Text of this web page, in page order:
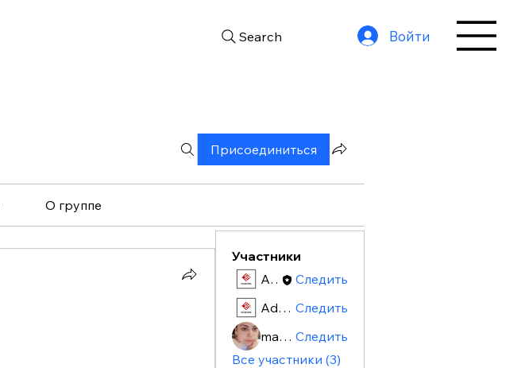
Search Войти
Присоединиться
О группе
Участники
Admin
Следить
Admin Следить
maryamausworld Следить
Все участники (3)